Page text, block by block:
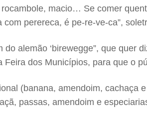
macio… Se comer
com perereca, é pe-re-ve-ca”,
do alemão ‘birewegge”, que quer
Feira dos Municípios, para que o
(banana, amendoim, cachaça
passas, amendoim e